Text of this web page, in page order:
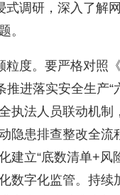
调研，深入了解
。
度。要严格对照
进落实安全生产“
执法人员联动机
隐患排查整改全
立“底数清单+风
数字化监管。持